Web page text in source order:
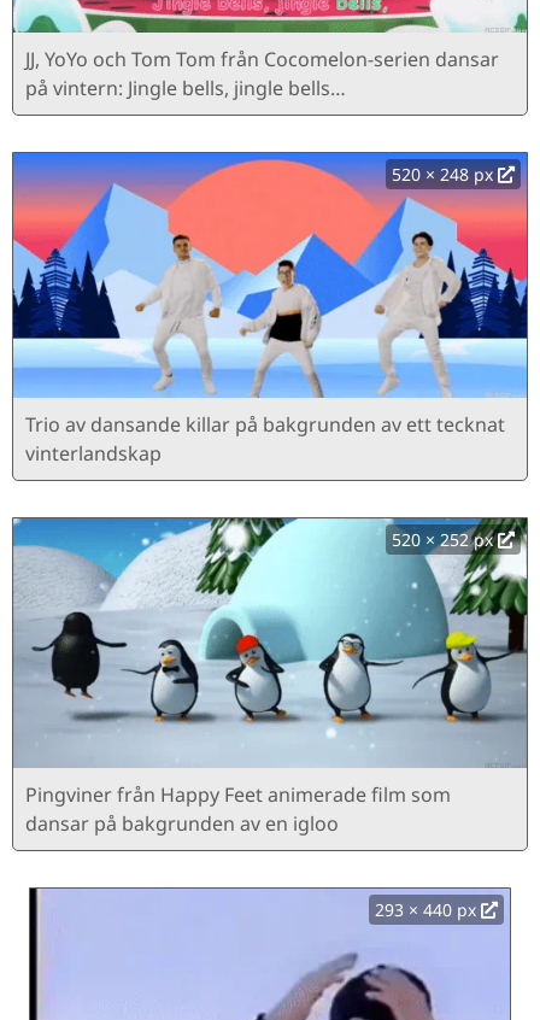
JJ, YoYo och Tom Tom från Cocomelon-serien dansar
på vintern: Jingle bells, jingle bells…
520 × 248 px
Trio av dansande killar på bakgrunden av ett tecknat
vinterlandskap
520 × 252 px
Pingviner från Happy Feet animerade film som
dansar på bakgrunden av en igloo
293 × 440 px